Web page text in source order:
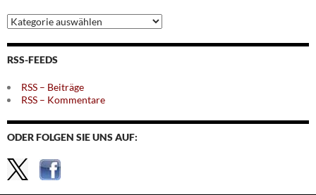
Archiv
nach
Themen
RSS-FEEDS
RSS – Beiträge
RSS – Kommentare
ODER FOLGEN SIE UNS AUF: